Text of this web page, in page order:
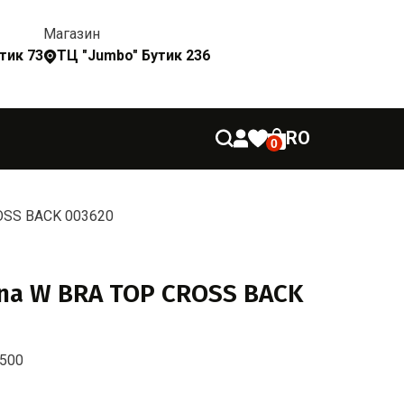
73
Магазин
ТЦ "Jumbo" Бутик 236
0 RO
BACK 003620
W BRA TOP CROSS BACK